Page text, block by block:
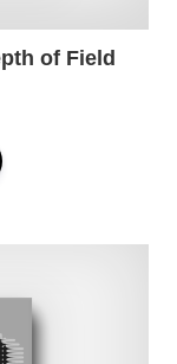
of Field